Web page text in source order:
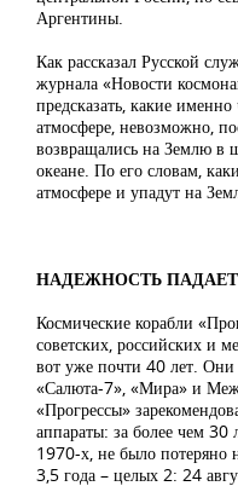
Аргентины.
Как рассказал Русской
журнала «Новости
предсказать, какие именно
атмосфере, невозможно,
возвращались на Землю в
океане. По его словам,
атмосфере и упадут на
НАДЕЖНОСТЬ
Космические корабли
советских, российских и
вот уже почти 40 лет.
«Салюта-7», «Мира» и
«Прогрессы»
аппараты: за более чем 30
1970-х, не было потеряно
3,5 года – целых 2: 24